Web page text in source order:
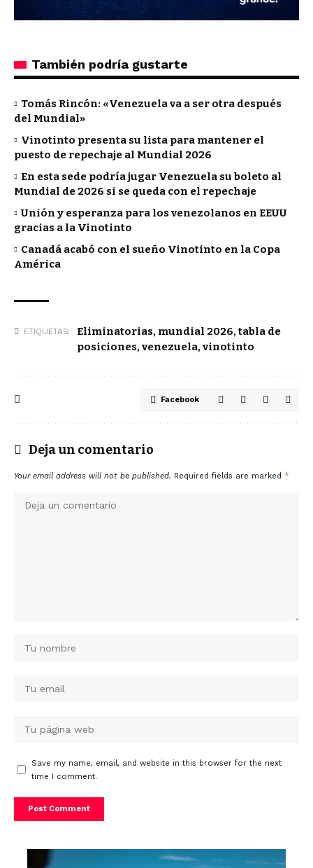
También podría gustarte
Tomás Rincón: «Venezuela va a ser otra después
del Mundial»
Vinotinto presenta su lista para mantener el
puesto de repechaje al Mundial 2026
En esta sede podría jugar Venezuela su boleto al
Mundial de 2026 si se queda con el repechaje
Unión y esperanza para los venezolanos en EEUU
gracias a la Vinotinto
Canadá acabó con el sueño Vinotinto en la Copa
América
ETIQUETAS: Eliminatorias, mundial 2026,tabla de
posiciones,venezuela,vinotinto
Facebook
Deja un comentario
Your email address will not be published. Required fields are marked *
Save my name, email, and website in this browser for the next
time I comment.